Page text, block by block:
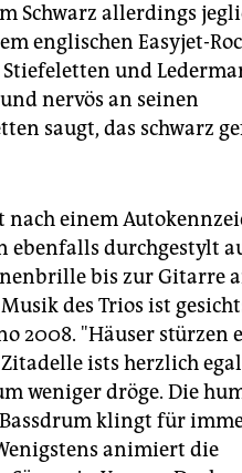
Schwarz allerdings
englischen Easyjet-
Stiefeletten und
nervös an seinen
saugt, das schwarz
nach einem
ebenfalls durchgestylt
bis zur Gitarre
des Trios ist
2008. "Häuser stürzen
ists herzlich
weniger dröge. Die
klingt für
animiert die